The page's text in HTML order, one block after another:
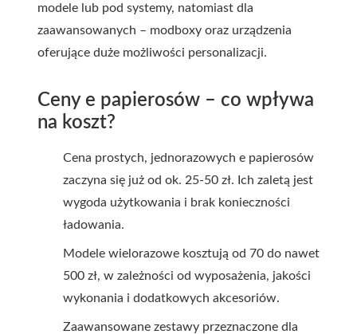
modele lub pod systemy, natomiast dla
zaawansowanych – modboxy oraz urządzenia
oferujące duże możliwości personalizacji.
Ceny e papierosów – co wpływa
na koszt?
Cena prostych, jednorazowych e papierosów
zaczyna się już od ok. 25-50 zł. Ich zaletą jest
wygoda użytkowania i brak konieczności
ładowania.
Modele wielorazowe kosztują od 70 do nawet
500 zł, w zależności od wyposażenia, jakości
wykonania i dodatkowych akcesoriów.
Zaawansowane zestawy przeznaczone dla